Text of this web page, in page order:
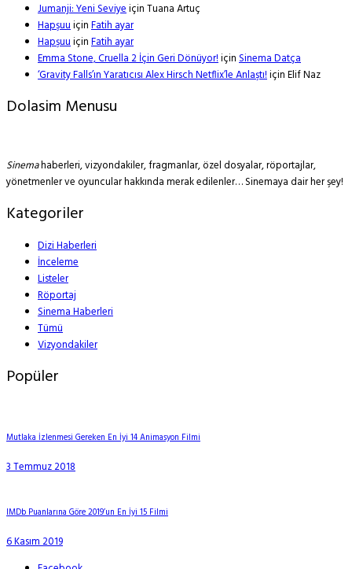
Jumanji: Yeni SeviyeiçinTuana Artuç
HapşuuiçinFatih ayar
HapşuuiçinFatih ayar
Emma Stone, Cruella 2 İçin Geri Dönüyor!içinSinema Datça
‘Gravity Falls’ın Yaratıcısı Alex Hirsch Netflix’le Anlaştı!içinElif Naz
Dolasim Menusu
Sinemahaberleri, vizyondakiler, fragmanlar, özel dosyalar, röportajlar,
yönetmenler ve oyuncular hakkında merak edilenler… Sinemaya dair her şey!
Kategoriler
Dizi Haberleri
İnceleme
Listeler
Röportaj
Sinema Haberleri
Tümü
Vizyondakiler
Popüler
Mutlaka İzlenmesi Gereken En İyi 14 Animasyon Filmi
3 Temmuz 2018
IMDb Puanlarına Göre 2019’un En İyi 15 Filmi
6 Kasım 2019